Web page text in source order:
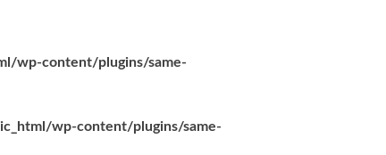
wp-content/plugins/same-
wp-content/plugins/same-